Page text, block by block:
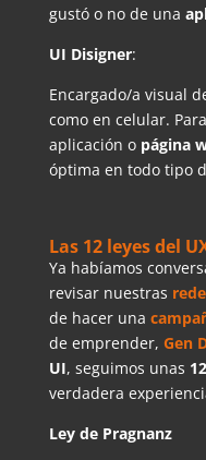
gustó o no de una
UI Disigner:
Encargado/a visual
como en celular.
aplicación o página
óptima en todo tipo
Las 12 leyes del
Ya habíamos
revisar nuestras
de hacer una
de emprender, Gen
UI, seguimos unas
verdadera
Ley de Pragnanz